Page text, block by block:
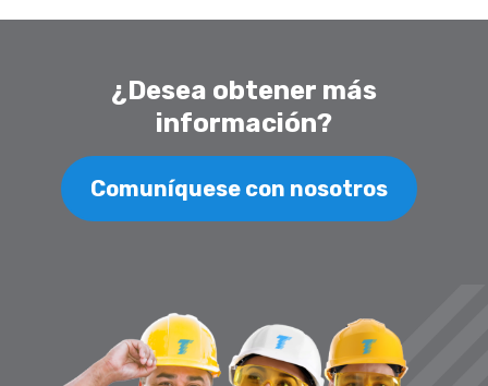
¿Desea obtener más
información?
Comuníquese con nosotros